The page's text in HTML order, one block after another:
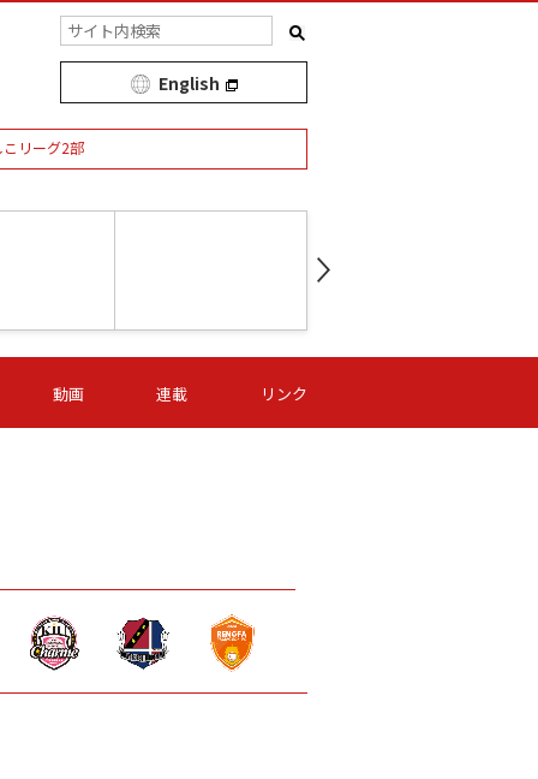
English
こリーグ2部
06 (日) 15:00
-
第16節 09/06 (日) 15:00
- -
動画 連載 リンク